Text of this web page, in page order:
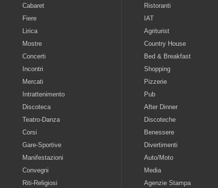
Cabaret
Fiere
Lirica
Mostre
Concerti
Incontri
Mercati
Intrattenimento
Discoteca
Teatro-Danza
Corsi
Gare-Sportive
Manifestazioni
Convegni
Riti-Religiosi
Ristoranti
IAT
Agriturist
Country House
Bed & Breakfast
Shopping
Pizzerie
Pub
After Dinner
Discoteche
Benessere
Divertimenti
Auto/Moto
Media
Agenzie Stampa